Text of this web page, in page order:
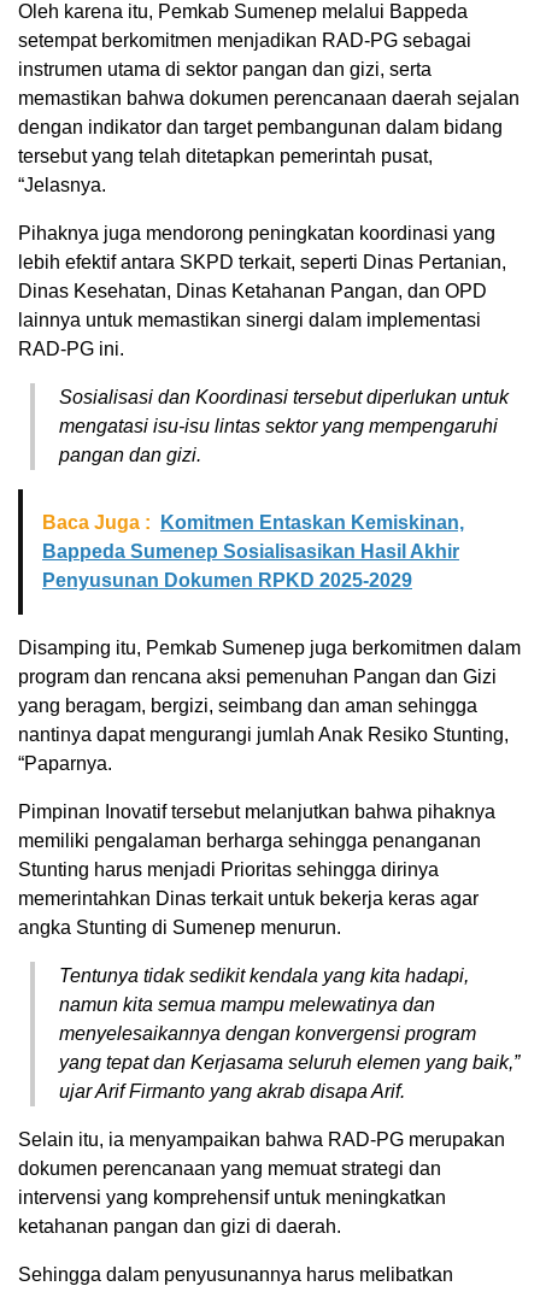
Oleh karena itu, Pemkab Sumenep melalui Bappeda
setempat berkomitmen menjadikan RAD-PG sebagai
instrumen utama di sektor pangan dan gizi, serta
memastikan bahwa dokumen perencanaan daerah sejalan
dengan indikator dan target pembangunan dalam bidang
tersebut yang telah ditetapkan pemerintah pusat,
“Jelasnya.
Pihaknya juga mendorong peningkatan koordinasi yang
lebih efektif antara SKPD terkait, seperti Dinas Pertanian,
Dinas Kesehatan, Dinas Ketahanan Pangan, dan OPD
lainnya untuk memastikan sinergi dalam implementasi
RAD-PG ini.
Sosialisasi dan Koordinasi tersebut diperlukan untuk
mengatasi isu-isu lintas sektor yang mempengaruhi
pangan dan gizi.
Baca Juga :
Komitmen Entaskan Kemiskinan,
Bappeda Sumenep Sosialisasikan Hasil Akhir
Penyusunan Dokumen RPKD 2025-2029
Disamping itu, Pemkab Sumenep juga berkomitmen dalam
program dan rencana aksi pemenuhan Pangan dan Gizi
yang beragam, bergizi, seimbang dan aman sehingga
nantinya dapat mengurangi jumlah Anak Resiko Stunting,
“Paparnya.
Pimpinan Inovatif tersebut melanjutkan bahwa pihaknya
memiliki pengalaman berharga sehingga penanganan
Stunting harus menjadi Prioritas sehingga dirinya
memerintahkan Dinas terkait untuk bekerja keras agar
angka Stunting di Sumenep menurun.
Tentunya tidak sedikit kendala yang kita hadapi,
namun kita semua mampu melewatinya dan
menyelesaikannya dengan konvergensi program
yang tepat dan Kerjasama seluruh elemen yang baik,”
ujar Arif Firmanto yang akrab disapa Arif.
Selain itu, ia menyampaikan bahwa RAD-PG merupakan
dokumen perencanaan yang memuat strategi dan
intervensi yang komprehensif untuk meningkatkan
ketahanan pangan dan gizi di daerah.
Sehingga dalam penyusunannya harus melibatkan